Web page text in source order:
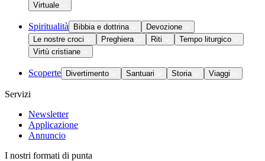
Virtuale
Spiritualità Bibbia e dottrina
Devozione
Le nostre croci
Preghiera Riti
Tempo liturgico
Virtù cristiane
Scoperte Divertimento Santuari Storia Viaggi
Servizi
Newsletter
Applicazione
Annuncio
I nostri formati di punta